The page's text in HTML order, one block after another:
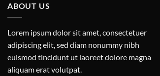
ABOUT US
Lorem ipsum dolor sit amet, consectetuer
adipiscing elit, sed diam nonummy nibh
euismod tincidunt ut laoreet dolore magna
aliquam erat volutpat.